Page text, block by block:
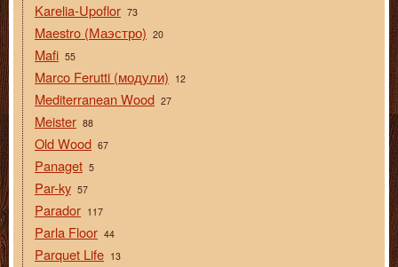
Karelia-Upoflor 73
Maestro (Маэстро) 20
Mafi 55
Marco Ferutti (модули) 12
Mediterranean Wood 27
Meister 88
Old Wood 67
Panaget 5
Par-ky 57
Parador 117
Parla Floor 44
Parquet Life 13